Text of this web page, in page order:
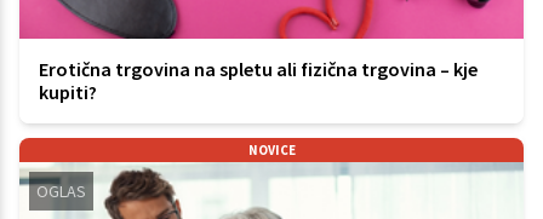
Erotična trgovina na spletu ali fizična trgovina – kje
kupiti?
NOVICE
OGLAS